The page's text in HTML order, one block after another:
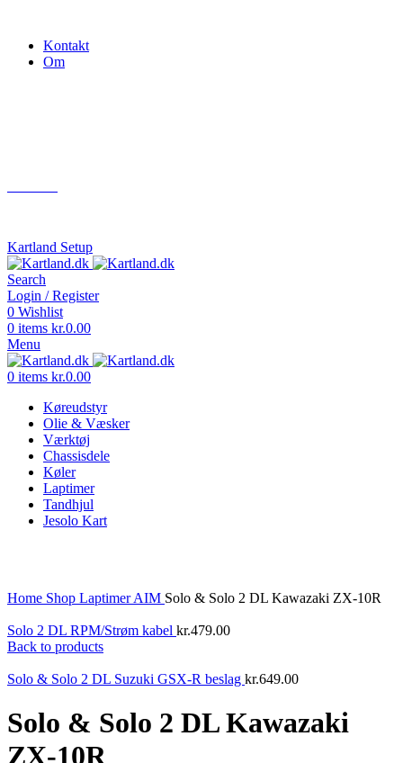
Kontakt
Om
Kartland Setup
Search
Login / Register
0 Wishlist
0 items kr.0.00
Menu
0 items kr.0.00
Køreudstyr
Olie & Væsker
Værktøj
Chassisdele
Køler
Laptimer
Tandhjul
Jesolo Kart
Home Shop LaptimerAIM Solo & Solo 2 DL Kawazaki ZX-10R
Solo 2 DL RPM/Strøm kabel kr.479.00
Back to products
Solo & Solo 2 DL Suzuki GSX-R beslag kr.649.00
Solo & Solo 2 DL Kawazaki
ZX-10R